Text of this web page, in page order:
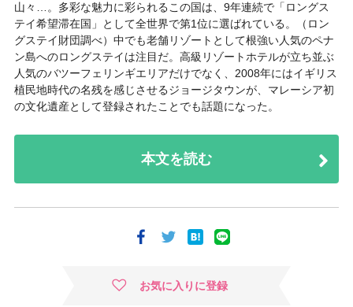
山々…。多彩な魅力に彩られるこの国は、9年連続で「ロングス
テイ希望滞在国」として全世界で第1位に選ばれている。（ロン
グステイ財団調べ）中でも老舗リゾートとして根強い人気のペナ
ン島へのロングステイは注目だ。高級リゾートホテルが立ち並ぶ
人気のバツーフェリンギエリアだけでなく、2008年にはイギリス
植民地時代の名残を感じさせるジョージタウンが、マレーシア初
の文化遺産として登録されたことでも話題になった。
本文を読む
お気に入りに登録